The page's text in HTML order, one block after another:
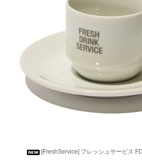
[FreshService] フレッシュサービス